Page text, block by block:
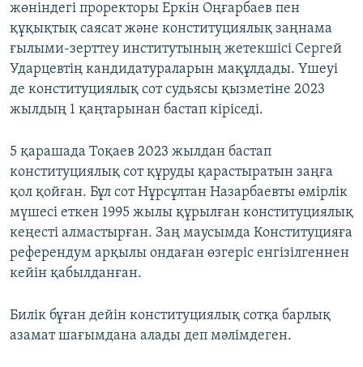
жөніндегі проректоры Еркін Оңғарбаев пен
құқықтық саясат және конституциялық заңнама
ғылыми-зерттеу институтының жетекшісі Сергей
Ударцевтің кандидатураларын мақұлдады. Үшеуі
де конституциялық сот судьясы қызметіне 2023
жылдың 1 қаңтарынан бастап кіріседі.
5 қарашада Тоқаев 2023 жылдан бастап
конституциялық сот құруды қарастыратын заңға
қол қойған. Бұл сот Нұрсұлтан Назарбаевты өмірлік
мүшесі еткен 1995 жылы құрылған конституциялық
кеңесті алмастырған. Заң маусымда Конституцияға
референдум арқылы ондаған өзгеріс енгізілгеннен
кейін қабылданған.
Билік бұған дейін конституциялық сотқа барлық
азамат шағымдана алады деп мәлімдеген.